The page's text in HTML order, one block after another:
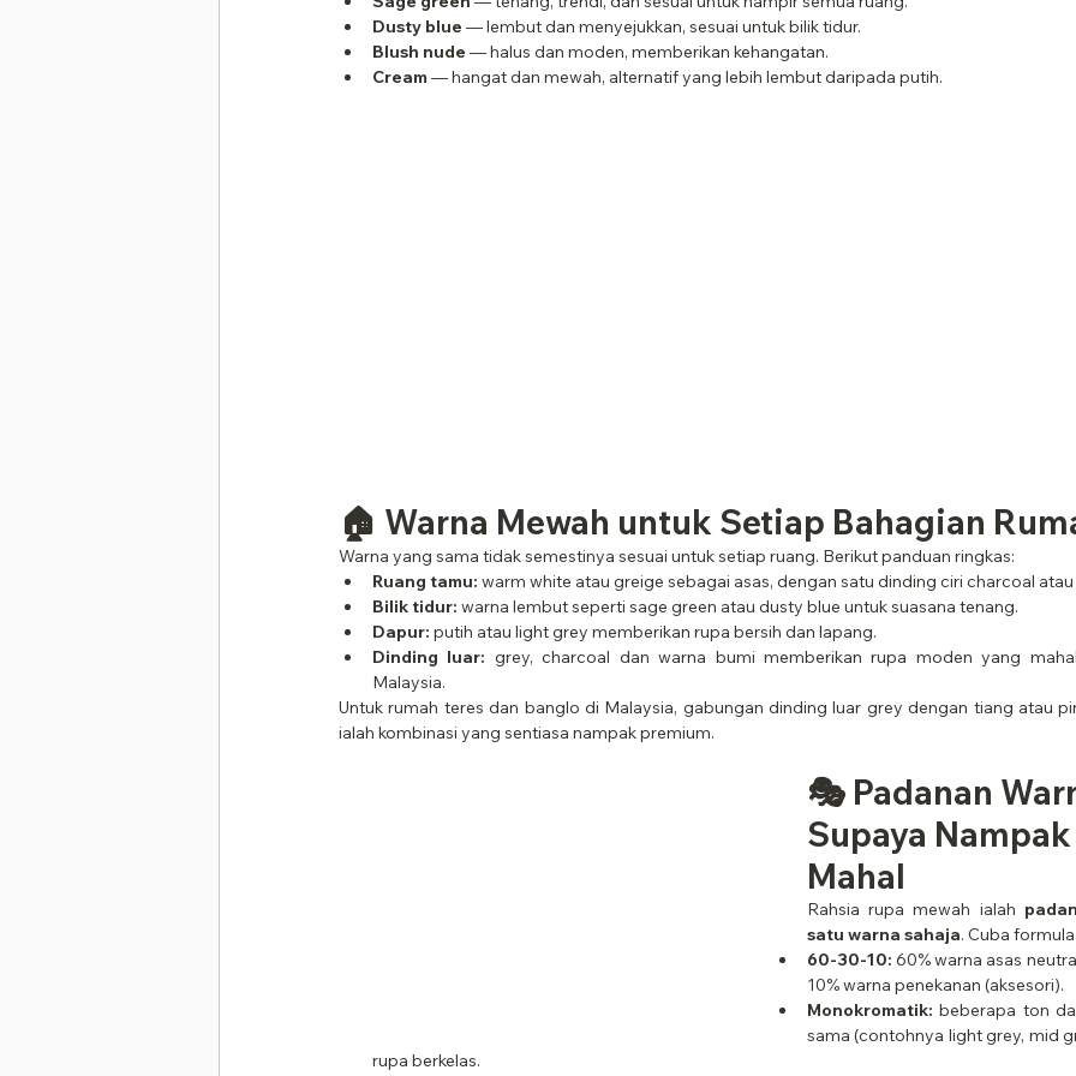
Dusty blue — lembut dan menyejukkan, sesuai untuk bilik tidur.
Blush nude — halus dan moden, memberikan kehangatan.
Cream — hangat dan mewah, alternatif yang lebih lembut daripada putih.
🏠 Warna Mewah untuk Setiap Bahagian
Warna yang sama tidak semestinya sesuai untuk setiap ruang. Berikut panduan ringkas:
Ruang tamu: warm white atau greige sebagai asas, dengan satu dinding ciri charcoal atau
Bilik tidur: warna lembut seperti sage green atau dusty blue untuk suasana tenang.
Dapur: putih atau light grey memberikan rupa bersih dan lapang.
Dinding luar: grey, charcoal dan warna bumi memberikan rupa moden yang
Malaysia.
Untuk rumah teres dan banglo di Malaysia, gabungan dinding luar grey dengan tiang atau
ialah kombinasi yang sentiasa nampak premium.
🎭 Padanan
Supaya
Mahal
Rahsia rupa mewah ialah
satu warna sahaja. Cuba
60-30-10: 60% warna asas
10% warna penekanan (aksesori).
Monokromatik: beberapa ton
sama (contohnya light grey, mid
rupa berkelas.